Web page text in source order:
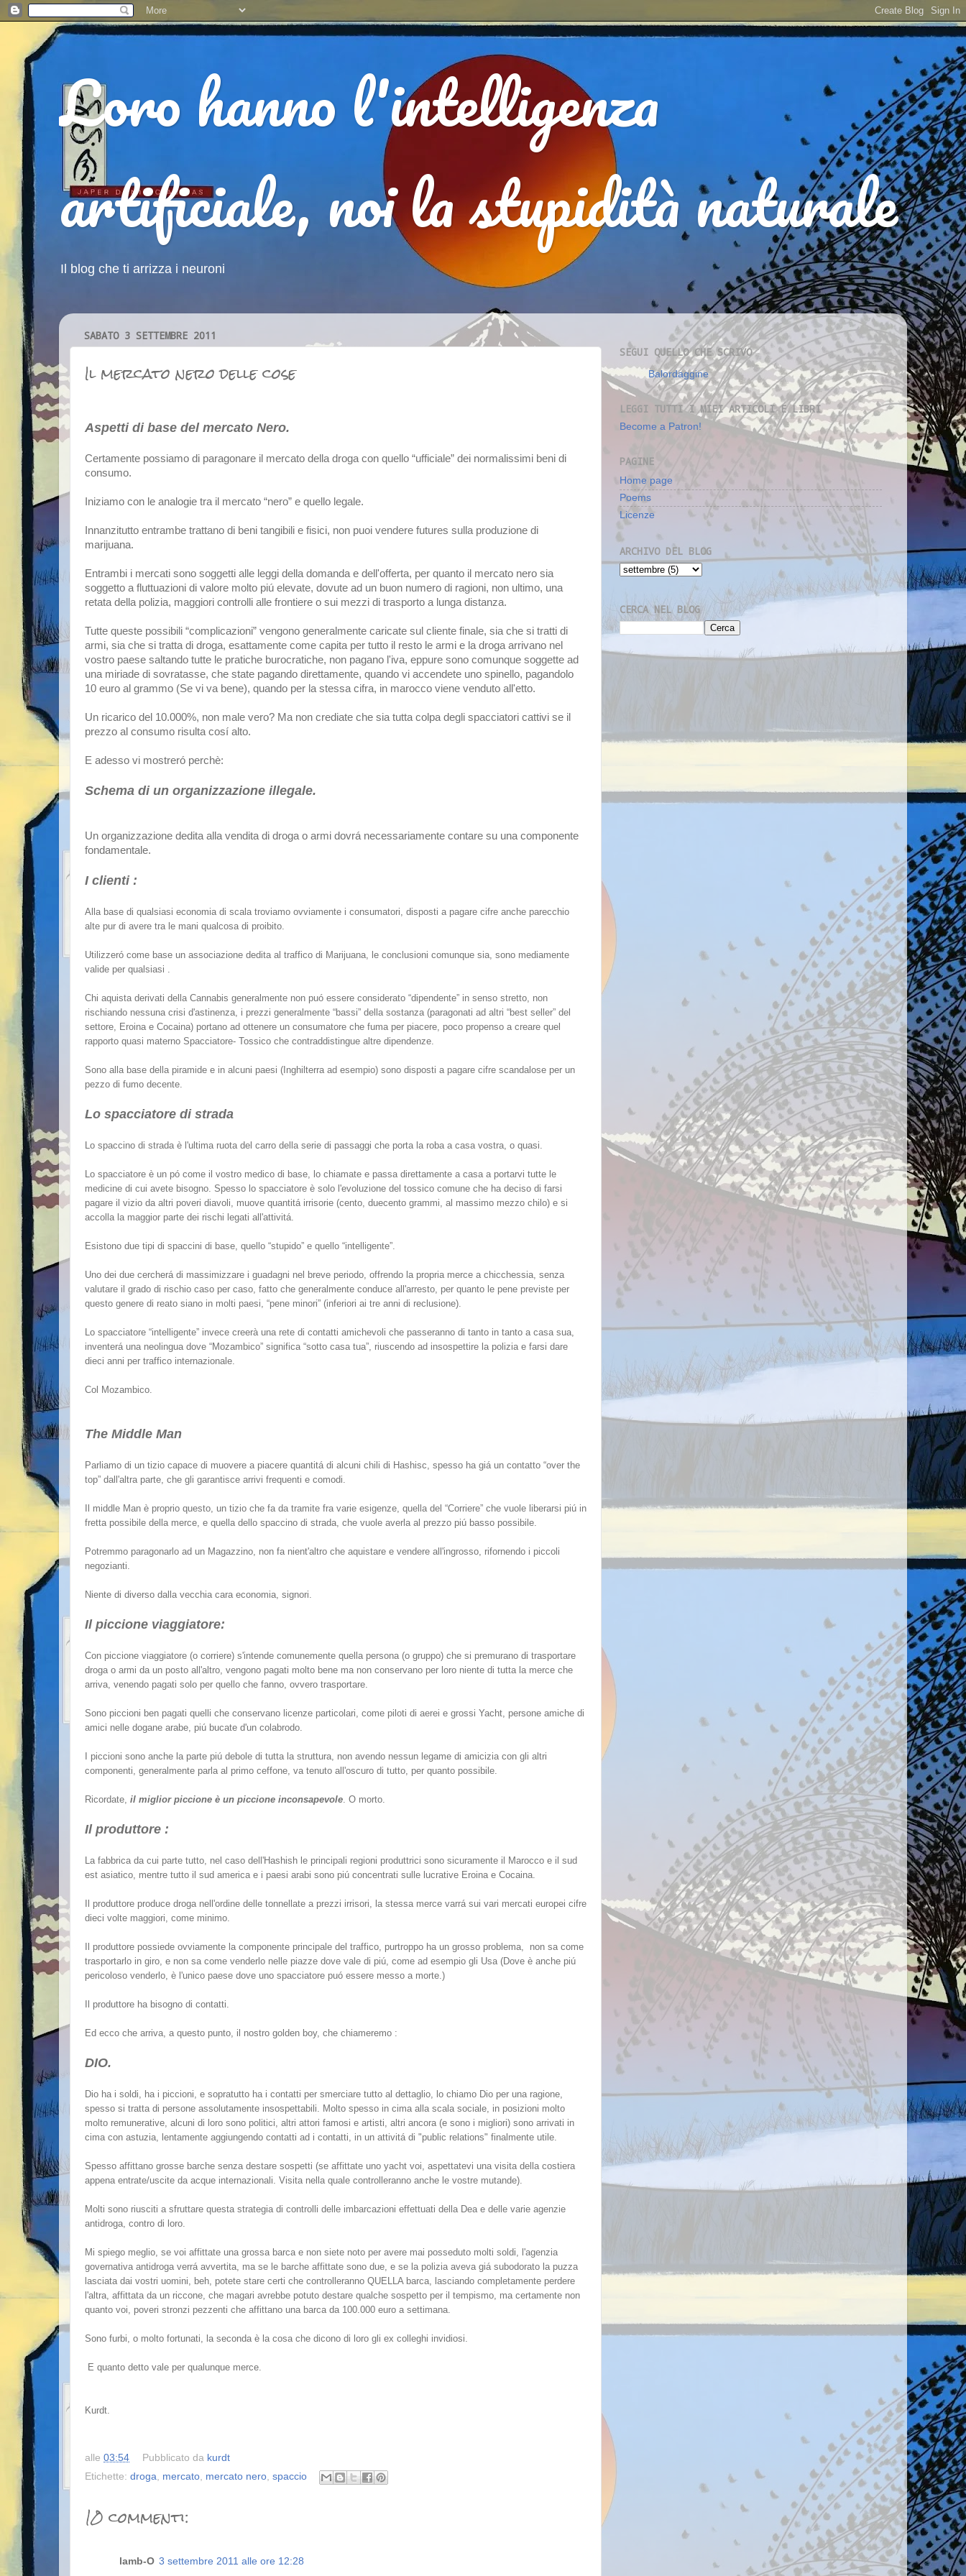
Loro hanno l'intelligenza
artificiale, noi la stupidità naturale
Il blog che ti arrizza i neuroni
SABATO 3 SETTEMBRE 2011
Il mercato nero delle cose
Aspetti di base del mercato Nero.
Certamente possiamo di paragonare il mercato della droga con quello “ufficiale” dei normalissimi beni di
consumo.
Iniziamo con le analogie tra il mercato “nero” e quello legale.
Innanzitutto entrambe trattano di beni tangibili e fisici, non puoi vendere futures sulla produzione di
marijuana.
Entrambi i mercati sono soggetti alle leggi della domanda e dell'offerta, per quanto il mercato nero sia
soggetto a fluttuazioni di valore molto piú elevate, dovute ad un buon numero di ragioni, non ultimo, una
retata della polizia, maggiori controlli alle frontiere o sui mezzi di trasporto a lunga distanza.
Tutte queste possibili “complicazioni” vengono generalmente caricate sul cliente finale, sia che si tratti di
armi, sia che si tratta di droga, esattamente come capita per tutto il resto le armi e la droga arrivano nel
vostro paese saltando tutte le pratiche burocratiche, non pagano l'iva, eppure sono comunque soggette ad
una miriade di sovratasse, che state pagando direttamente, quando vi accendete uno spinello, pagandolo
10 euro al grammo (Se vi va bene), quando per la stessa cifra, in marocco viene venduto all'etto.
Un ricarico del 10.000%, non male vero? Ma non crediate che sia tutta colpa degli spacciatori cattivi se il
prezzo al consumo risulta cosí alto.
E adesso vi mostreró perchè:
Schema di un organizzazione illegale.
Un organizzazione dedita alla vendita di droga o armi dovrá necessariamente contare su una componente
fondamentale.
I clienti :
Alla base di qualsiasi economia di scala troviamo ovviamente i consumatori, disposti a pagare cifre anche parecchio
alte pur di avere tra le mani qualcosa di proibito.
Utilizzeró come base un associazione dedita al traffico di Marijuana, le conclusioni comunque sia, sono mediamente
valide per qualsiasi .
Chi aquista derivati della Cannabis generalmente non puó essere considerato “dipendente” in senso stretto, non
rischiando nessuna crisi d'astinenza, i prezzi generalmente “bassi” della sostanza (paragonati ad altri “best seller” del
settore, Eroina e Cocaina) portano ad ottenere un consumatore che fuma per piacere, poco propenso a creare quel
rapporto quasi materno Spacciatore- Tossico che contraddistingue altre dipendenze.
Sono alla base della piramide e in alcuni paesi (Inghilterra ad esempio) sono disposti a pagare cifre scandalose per un
pezzo di fumo decente.
Lo spacciatore di strada
Lo spaccino di strada è l'ultima ruota del carro della serie di passaggi che porta la roba a casa vostra, o quasi.
Lo spacciatore è un pó come il vostro medico di base, lo chiamate e passa direttamente a casa a portarvi tutte le
medicine di cui avete bisogno. Spesso lo spacciatore è solo l'evoluzione del tossico comune che ha deciso di farsi
pagare il vizio da altri poveri diavoli, muove quantitá irrisorie (cento, duecento grammi, al massimo mezzo chilo) e si
accolla la maggior parte dei rischi legati all'attivitá.
Esistono due tipi di spaccini di base, quello “stupido” e quello “intelligente”.
Uno dei due cercherá di massimizzare i guadagni nel breve periodo, offrendo la propria merce a chicchessia, senza
valutare il grado di rischio caso per caso, fatto che generalmente conduce all'arresto, per quanto le pene previste per
questo genere di reato siano in molti paesi, “pene minori” (inferiori ai tre anni di reclusione).
Lo spacciatore “intelligente” invece creerà una rete di contatti amichevoli che passeranno di tanto in tanto a casa sua,
inventerá una neolingua dove “Mozambico” significa “sotto casa tua”, riuscendo ad insospettire la polizia e farsi dare
dieci anni per traffico internazionale.
Col Mozambico.
The Middle Man
Parliamo di un tizio capace di muovere a piacere quantitá di alcuni chili di Hashisc, spesso ha giá un contatto “over the
top” dall'altra parte, che gli garantisce arrivi frequenti e comodi.
Il middle Man è proprio questo, un tizio che fa da tramite fra varie esigenze, quella del “Corriere” che vuole liberarsi piú in
fretta possibile della merce, e quella dello spaccino di strada, che vuole averla al prezzo piú basso possibile.
Potremmo paragonarlo ad un Magazzino, non fa nient'altro che aquistare e vendere all'ingrosso, rifornendo i piccoli
negozianti.
Niente di diverso dalla vecchia cara economia, signori.
Il piccione viaggiatore:
Con piccione viaggiatore (o corriere) s'intende comunemente quella persona (o gruppo) che si premurano di trasportare
droga o armi da un posto all'altro, vengono pagati molto bene ma non conservano per loro niente di tutta la merce che
arriva, venendo pagati solo per quello che fanno, ovvero trasportare.
Sono piccioni ben pagati quelli che conservano licenze particolari, come piloti di aerei e grossi Yacht, persone amiche di
amici nelle dogane arabe, piú bucate d'un colabrodo.
I piccioni sono anche la parte piú debole di tutta la struttura, non avendo nessun legame di amicizia con gli altri
componenti, generalmente parla al primo ceffone, va tenuto all'oscuro di tutto, per quanto possibile.
Ricordate, il miglior piccione è un piccione inconsapevole . O morto.
Il produttore :
La fabbrica da cui parte tutto, nel caso dell'Hashish le principali regioni produttrici sono sicuramente il Marocco e il sud
est asiatico, mentre tutto il sud america e i paesi arabi sono piú concentrati sulle lucrative Eroina e Cocaina.
Il produttore produce droga nell'ordine delle tonnellate a prezzi irrisori, la stessa merce varrá sui vari mercati europei cifre
dieci volte maggiori, come minimo.
Il produttore possiede ovviamente la componente principale del traffico, purtroppo ha un grosso problema, non sa come
trasportarlo in giro, e non sa come venderlo nelle piazze dove vale di piú, come ad esempio gli Usa (Dove è anche piú
pericoloso venderlo, è l'unico paese dove uno spacciatore puó essere messo a morte.)
Il produttore ha bisogno di contatti.
Ed ecco che arriva, a questo punto, il nostro golden boy, che chiameremo :
DIO.
Dio ha i soldi, ha i piccioni, e sopratutto ha i contatti per smerciare tutto al dettaglio, lo chiamo Dio per una ragione,
spesso si tratta di persone assolutamente insospettabili. Molto spesso in cima alla scala sociale, in posizioni molto
molto remunerative, alcuni di loro sono politici, altri attori famosi e artisti, altri ancora (e sono i migliori) sono arrivati in
cima con astuzia, lentamente aggiungendo contatti ad i contatti, in un attivitá di "public relations" finalmente utile.
Spesso affittano grosse barche senza destare sospetti (se affittate uno yacht voi, aspettatevi una visita della costiera
appena entrate/uscite da acque internazionali. Visita nella quale controlleranno anche le vostre mutande).
Molti sono riusciti a sfruttare questa strategia di controlli delle imbarcazioni effettuati della Dea e delle varie agenzie
antidroga, contro di loro.
Mi spiego meglio, se voi affittate una grossa barca e non siete noto per avere mai posseduto molti soldi, l'agenzia
governativa antidroga verrá avvertita, ma se le barche affittate sono due, e se la polizia aveva giá subodorato la puzza
lasciata dai vostri uomini, beh, potete stare certi che controlleranno QUELLA barca, lasciando completamente perdere
l'altra, affittata da un riccone, che magari avrebbe potuto destare qualche sospetto per il tempismo, ma certamente non
quanto voi, poveri stronzi pezzenti che affittano una barca da 100.000 euro a settimana.
Sono furbi, o molto fortunati, la seconda è la cosa che dicono di loro gli ex colleghi invidiosi.
E quanto detto vale per qualunque merce.
Kurdt.
alle 03:54 Pubblicato da kurdt
Etichette: droga, mercato, mercato nero, spaccio
10 commenti:
lamb-O 3 settembre 2011 alle ore 12:28
SEGUI QUELLO CHE SCRIVO
Balordaggine
LEGGI TUTTI I MIEI ARTICOLI E LIBRI
Become a Patron!
PAGINE
Home page
Poems
Licenze
ARCHIVO DEL BLOG
CERCA NEL BLOG